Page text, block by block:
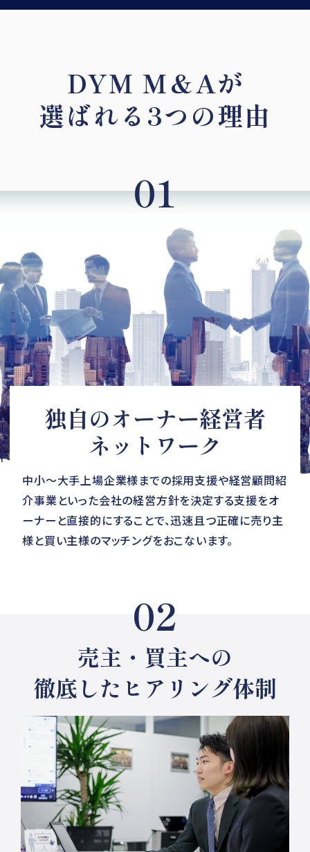
DYM M＆Aが
選ばれる3つの理由
01
独自のオーナー経営者
ネットワーク
中小～大手上場企業様までの採用支援や経営顧問紹
介事業といった会社の経営方針を決定する支援をオ
ーナーと直接的にすることで、迅速且つ正確に売り主
様と買い主様のマッチングをおこないます。
02
売主・買主への
徹底したヒアリング体制